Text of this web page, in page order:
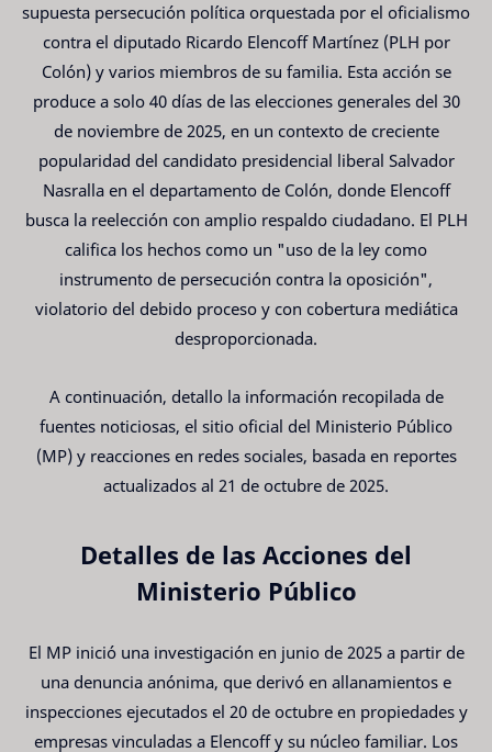
supuesta persecución política orquestada por el oficialismo
contra el diputado Ricardo Elencoff Martínez (PLH por
Colón) y varios miembros de su familia. Esta acción se
produce a solo 40 días de las elecciones generales del 30
de noviembre de 2025, en un contexto de creciente
popularidad del candidato presidencial liberal Salvador
Nasralla en el departamento de Colón, donde Elencoff
busca la reelección con amplio respaldo ciudadano. El PLH
califica los hechos como un "uso de la ley como
instrumento de persecución contra la oposición",
violatorio del debido proceso y con cobertura mediática
desproporcionada.
A continuación, detallo la información recopilada de
fuentes noticiosas, el sitio oficial del Ministerio Público
(MP) y reacciones en redes sociales, basada en reportes
actualizados al 21 de octubre de 2025.
Detalles de las Acciones del
Ministerio Público
El MP inició una investigación en junio de 2025 a partir de
una denuncia anónima, que derivó en allanamientos e
inspecciones ejecutados el 20 de octubre en propiedades y
empresas vinculadas a Elencoff y su núcleo familiar. Los